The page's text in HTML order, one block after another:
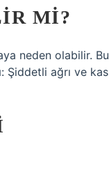
MI?
neden olabilir. Bu
Şiddetli ağrı ve kas